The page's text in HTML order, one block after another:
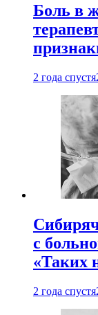
Боль в
2 года спустя
с
«Таких
2 года спустя